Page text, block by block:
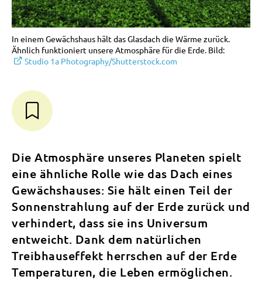
In einem Gewächshaus hält das Glasdach die Wärme zurück.
Ähnlich funktioniert unsere Atmosphäre für die Erde. Bild:
Studio 1a Photography/Shutterstock.com
Die Atmosphäre unseres Planeten spielt
eine ähnliche Rolle wie das Dach eines
Gewächshauses: Sie hält einen Teil der
Sonnenstrahlung auf der Erde zurück und
verhindert, dass sie ins Universum
entweicht. Dank dem natürlichen
Treibhauseffekt herrschen auf der Erde
Temperaturen, die Leben ermöglichen.